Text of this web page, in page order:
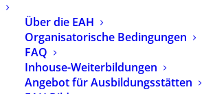
Über die EAH
Organisatorische Bedingungen
FAQ
Inhouse-Weiterbildungen
Angebot für Ausbildungsstätten
Diagnostik